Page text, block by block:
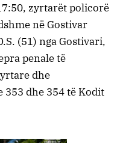
zyrtarët policorë
në Gostivar
(51) nga Gostivari,
penale të
dhe
353 dhe 354 të Kodit